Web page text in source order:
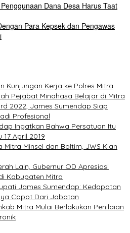
Dana Desa Harus Taat
Para Kepsek dan Pengawas
Kunjungan Kerja ke Polres Mitra
Pejabat Minahasa Belajar di Mitra
2022, James Sumendap Siap
Profesional
Ingatkan Bahwa Persatuan Itu
April 2019
Mitra Minsel dan Boltim, JWS Kian
Lain, Gubernur OD Apresiasi
Kabupaten Mitra
James Sumendap: Kedapatan
Copot Dari Jabatan
Mitra Mulai Berlakukan Penilaian